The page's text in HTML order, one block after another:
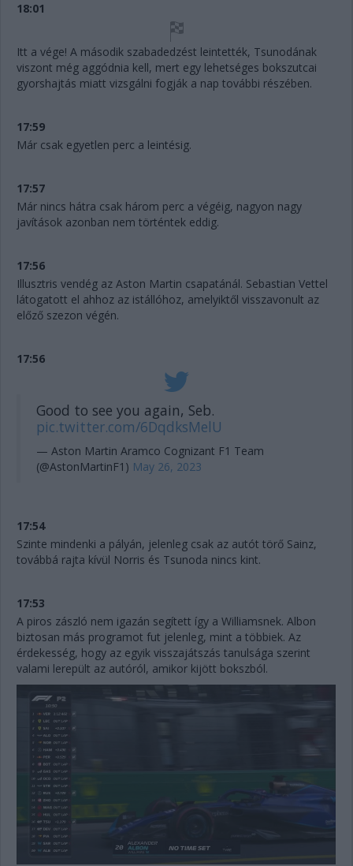
18:01
Itt a vége! A második szabadedzést leintették, Tsunodának
viszont még aggódnia kell, mert egy lehetséges bokszutcai
gyorshajtás miatt vizsgálni fogják a nap további részében.
17:59
Már csak egyetlen perc a leintésig.
17:57
Már nincs hátra csak három perc a végéig, nagyon nagy
javítások azonban nem történtek eddig.
17:56
Illusztris vendég az Aston Martin csapatánál. Sebastian Vettel
látogatott el ahhoz az istállóhoz, amelyiktől visszavonult az
előző szezon végén.
17:56
Good to see you again, Seb.
pic.twitter.com/6DqdksMelU
— Aston Martin Aramco Cognizant F1 Team
(@AstonMartinF1) May 26, 2023
17:54
Szinte mindenki a pályán, jelenleg csak az autót törő Sainz,
továbbá rajta kívül Norris és Tsunoda nincs kint.
17:53
A piros zászló nem igazán segített így a Williamsnek. Albon
biztosan más programot fut jelenleg, mint a többiek. Az
érdekesség, hogy az egyik visszajátszás tanulsága szerint
valami lerepült az autóról, amikor kijött bokszból.